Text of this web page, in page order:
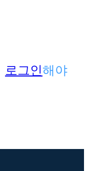
로그인해야